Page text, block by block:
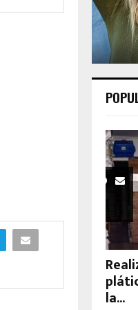
la...